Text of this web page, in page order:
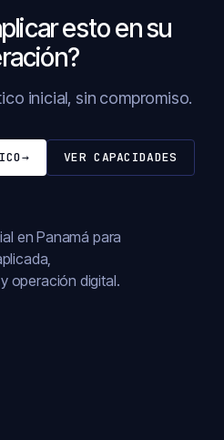
esto en su
inicial, sin compromiso.
→ VER CAPACIDADES
en Panamá para
operación digital.